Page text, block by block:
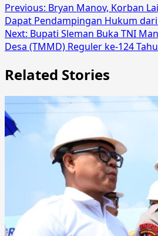
Previous: Bryan Manov, Korban
Dapat Pendampingan Hukum
Next: Bupati Sleman Buka TNI
Desa (TMMD) Reguler ke-124
Related Stories